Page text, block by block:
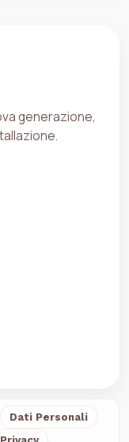
generazione,
Dati Personali